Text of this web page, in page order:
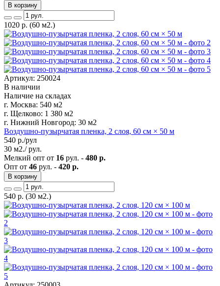
В корзину
1020 р. (60 м2.)
Артикул: 250024
В наличии
Наличие на складах
г. Москва: 540 м2
г. Щелково: 1 380 м2
г. Нижний Новгород: 30 м2
Воздушно-пузырчатая пленка, 2 слоя, 60 см × 50 м
540 р./рул
30 м2./ рул.
Мелкий опт от 16 рул. - 480 р.
Опт от 46 рул. - 420 р.
В корзину
540 р. (30 м2.)